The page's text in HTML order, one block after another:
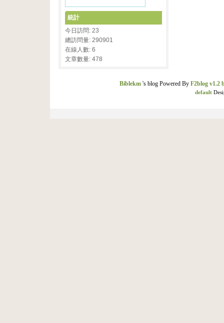
統計
今日訪問: 23
總訪問量: 290901
在線人數: 6
文章數量: 478
Biblekm 's blog Powered By F2blog v1.2
default